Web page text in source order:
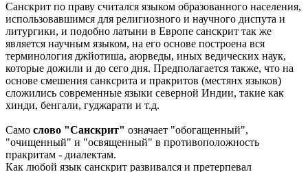
Санскрит по праву считался языком образованного населения,
использовавшимся для религиозного и научного диспута и
литургики, и подобно латыни в Европе санскрит так же
является научным языком, на его основе построена вся
терминология джйотиша, аюрведы, иных ведических наук,
которые дожили и до сего дня. Предполагается также, что на
основе смешения санксрита и пракритов (местянх языков)
сложились современные языки северной Индии, такие как
хинди, бенгали, гуджарати и т.д.
Само слово "Санскрит" означает "обогащенный",
"очищенный" и "освященный" в противоположность
пракритам - диалектам.
Как любой язык санскрит развивался и претерпевал